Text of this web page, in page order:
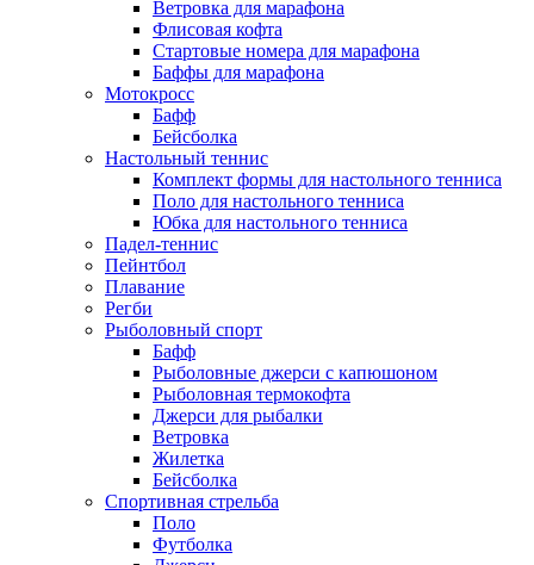
Ветровка для марафона
Флисовая кофта
Стартовые номера для марафона
Баффы для марафона
Мотокросс
Бафф
Бейсболка
Настольный теннис
Комплект формы для настольного тенниса
Поло для настольного тенниса
Юбка для настольного тенниса
Падел-теннис
Пейнтбол
Плавание
Регби
Рыболовный спорт
Бафф
Рыболовные джерси с капюшоном
Рыболовная термокофта
Джерси для рыбалки
Ветровка
Жилетка
Бейсболка
Спортивная стрельба
Поло
Футболка